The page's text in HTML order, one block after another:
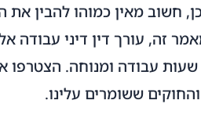
חשוב מאין כמוהו להבין את
זה, עורך דין דיני עבודה
עבודה ומנוחה. הצטרפו
ששומרים עלינו.